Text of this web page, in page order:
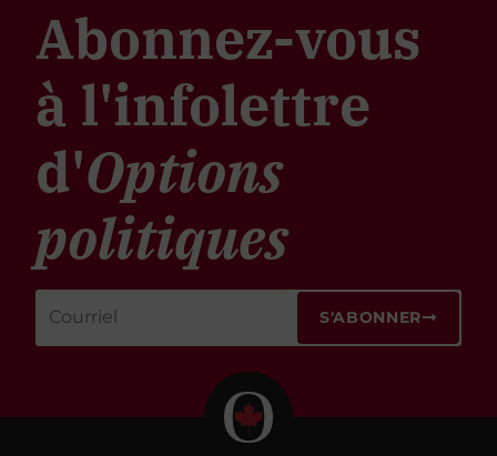
Abonnez-vous
à l'infolettre
d'Options
politiques
S'ABONNER